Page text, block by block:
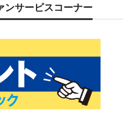
ンサービスコーナー